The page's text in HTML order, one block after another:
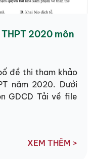
2020 môn
đề thi tham khảo
năm 2020. Dưới
GDCD Tải về file
XEM THÊM >